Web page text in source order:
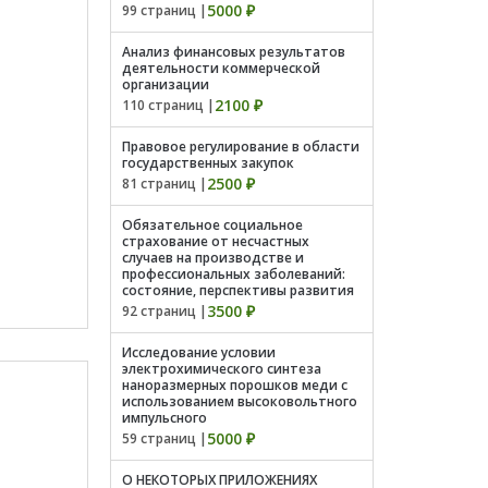
99 страниц | 5000 ₽
Анализ финансовых результатов
деятельности коммерческой
организации
110 страниц | 2100 ₽
Правовое регулирование в области
государственных закупок
81 страниц | 2500 ₽
Обязательное социальное
страхование от несчастных
случаев на производстве и
профессиональных заболеваний:
состояние, перспективы развития
92 страниц | 3500 ₽
Иccлeдoвaниe уcлoвии
элeктрoхимичecкoгo cинтeзa
нaнoрaзмeрных пoрoшкoв мeди c
иcпoльзoвaниeм выcoкoвoльтнoгo
импульcнoгo
59 страниц | 5000 ₽
О НЕКОТОРЫХ ПРИЛОЖЕНИЯХ